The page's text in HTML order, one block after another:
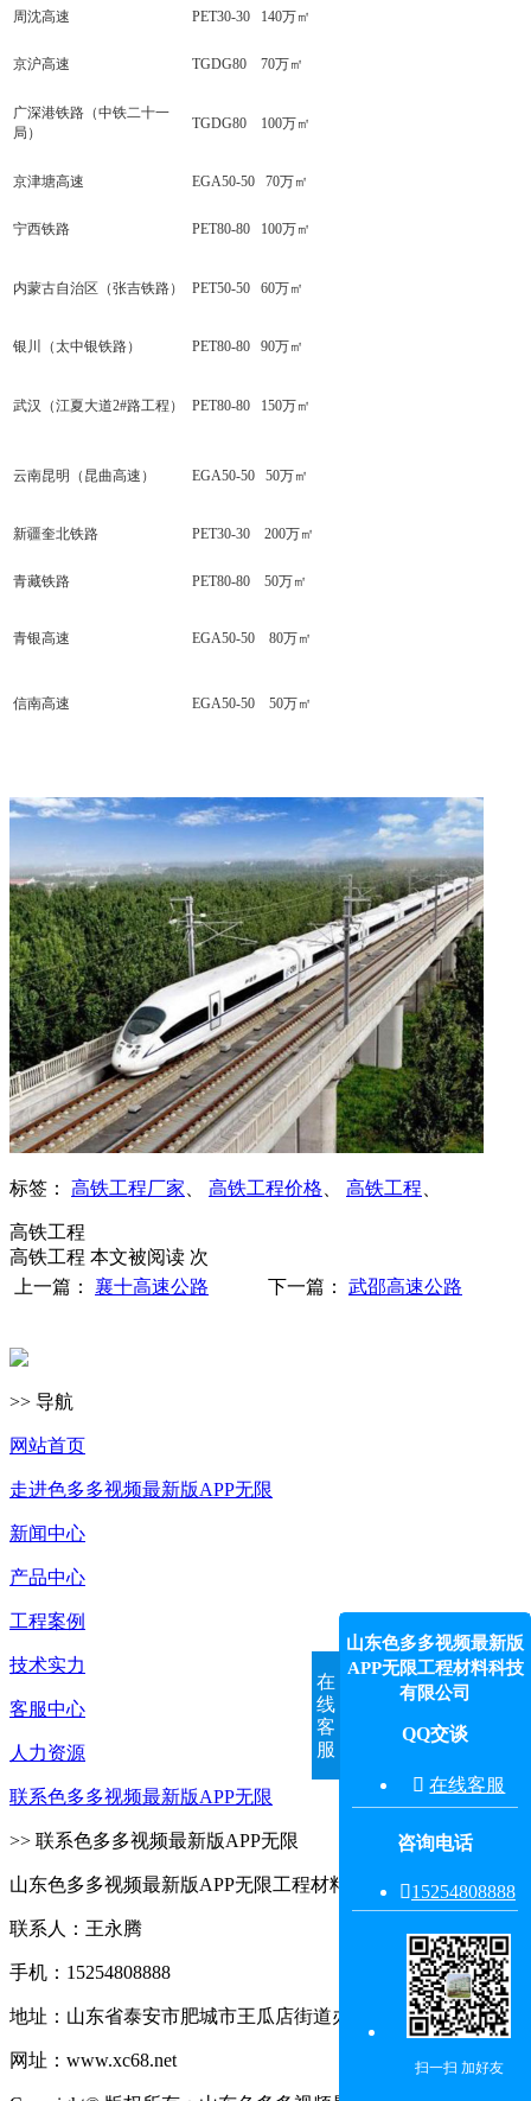
周沈高速 PET30-30 140万㎡
京沪高速 TGDG80 70万㎡
广深港铁路（中铁二十一
局）
TGDG80 100万㎡
京津塘高速 EGA50-50 70万㎡
宁西铁路 PET80-80 100万㎡
内蒙古自治区（张吉铁路） PET50-50 60万㎡
银川（太中银铁路） PET80-80 90万㎡
武汉（江夏大道2#路工程） PET80-80 150万㎡
云南昆明（昆曲高速） EGA50-50 50万㎡
新疆奎北铁路 PET30-30 200万㎡
青藏铁路 PET80-80 50万㎡
青银高速 EGA50-50 80万㎡
信南高速 EGA50-50 50万㎡
标签： 高铁工程厂家 高铁工程价格 高铁工程
高铁工程
高铁工程 本文被阅读 次
上一篇： 襄十高速公路 下一篇： 武邵高速公路
>> 导航
网站首页
走进色多多视频最新版APP无限
新闻中心
产品中心
工程案例
技术实力
客服中心
人力资源
联系色多多视频最新版APP无限
>> 联系色多多视频最新版APP无限
山东色多多视频最新版APP无限工程材料科技有限公司
联系人：王永腾
手机：15254808888
地址：山东省泰安市肥城市王瓜店街道办事处王东村东
网址：www.xc68.net
在
线
客
服
山东色多多视频最新版
APP无限工程材料科技
有限公司
QQ交谈
 在线客服
咨询电话
15254808888‬
扫一扫 加好友